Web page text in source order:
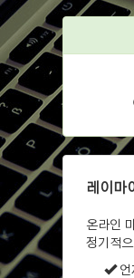
레이마
온라인
정기적
언